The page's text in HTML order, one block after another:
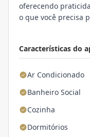
Características do
Ar Condicionado
Banheiro Social
Cozinha
Dormitórios
oferecendo
o que você precisa